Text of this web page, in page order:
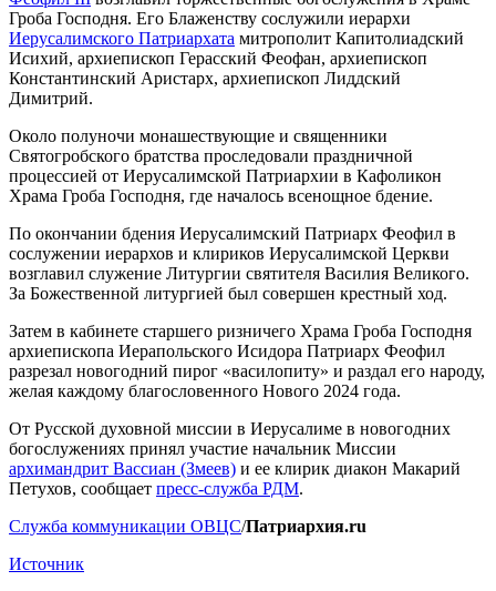
Гроба Господня. Его Блаженству сослужили иерархи
Иерусалимского Патриархата митрополит Капитолиадский
Исихий, архиепископ Герасский Феофан, архиепископ
Константинский Аристарх, архиепископ Лиддский
Димитрий.
Около полуночи монашествующие и священники
Святогробского братства проследовали праздничной
процессией от Иерусалимской Патриархии в Кафоликон
Храма Гроба Господня, где началось всенощное бдение.
По окончании бдения Иерусалимский Патриарх Феофил в
сослужении иерархов и клириков Иерусалимской Церкви
возглавил служение Литургии святителя Василия Великого.
За Божественной литургией был совершен крестный ход.
Затем в кабинете старшего ризничего Храма Гроба Господня
архиепископа Иерапольского Исидора Патриарх Феофил
разрезал новогодний пирог «василопиту» и раздал его народу,
желая каждому благословенного Нового 2024 года.
От Русской духовной миссии в Иерусалиме в новогодних
богослужениях принял участие начальник Миссии
архимандрит Вассиан (Змеев) и ее клирик диакон Макарий
Петухов, сообщает пресс-служба РДМ.
Служба коммуникации ОВЦС/Патриархия.ru
Источник